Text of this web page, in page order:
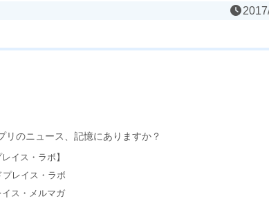
リのニュース、記憶にありますか？
イス・ラボ】
プレイス・ラボ
イス・メルマガ